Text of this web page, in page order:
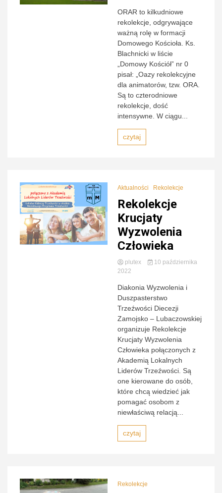
ORAR to kilkudniowe
rekolekcje, odgrywające
ważną rolę w formacji
Domowego Kościoła. Ks.
Blachnicki w liście
„Domowy Kościół” nr 0
pisał: „Oazy rekolekcyjne
dla animatorów, tzw. ORA.
Są to czterodniowe
rekolekcje, dość
intensywne. W ciągu...
czytaj
Aktualności Rekolekcje
Rekolekcje
Krucjaty
Wyzwolenia
Człowieka
plutex
10 października
2022
Diakonia Wyzwolenia i
Duszpasterstwo
Trzeźwości Diecezji
Zamojsko – Lubaczowskiej
organizuje Rekolekcje
Krucjaty Wyzwolenia
Człowieka połączonych z
Akademią Lokalnych
Liderów Trzeźwości. Są
one kierowane do osób,
które chcą wiedzieć jak
pomagać osobom z
niewłaściwą relacją...
czytaj
Rekolekcje